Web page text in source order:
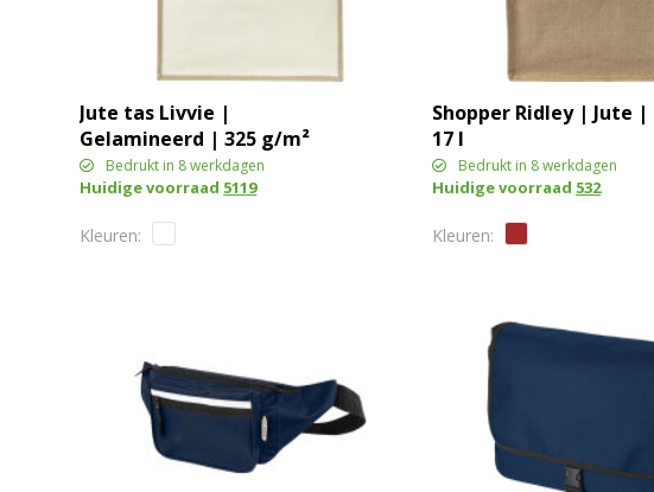
Jute tas Livvie |
Gelamineerd | 325 g/m²
Bedrukt in 8 werkdagen
Huidige voorraad 5119
Shopper Ridley | Jute |
17 l
Bedrukt in 8 werkdagen
Huidige voorraad 532